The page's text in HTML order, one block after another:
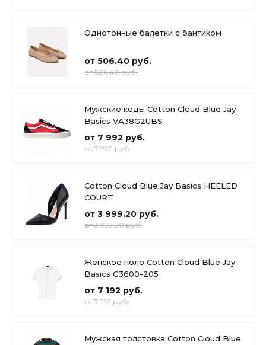
Однотонные балетки с бантиком
от 506.40 руб.
от 506.40 руб.
Мужские кеды Cotton Cloud Blue Jay
Basics VA38G2UBS
от 7 992 руб.
от 7 992 руб.
Cotton Cloud Blue Jay Basics HEELED
COURT
от 3 999.20 руб.
от 3 999.20 руб.
Женское поло Cotton Cloud Blue Jay
Basics G3600-205
от 7 192 руб.
от 7 192 руб.
Мужская толстовка Cotton Cloud Blue